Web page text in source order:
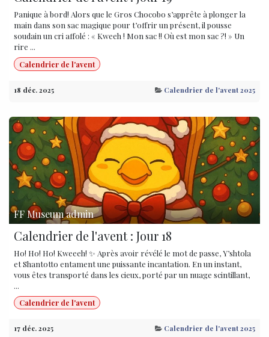
Panique à bord! Alors que le Gros Chocobo s’apprête à plonger la
main dans son sac magique pour t’offrir un présent, il pousse
soudain un cri affolé : « Kweeh ! Mon sac !! Où est mon sac ?! » Un
rire ...
Calendrier de l'avent
18 déc. 2025 Calendrier de l'avent 2025
FF Museum admin
Calendrier de l'avent : Jour 18
Ho! Ho! Ho! Kweeeh! ✨ Après avoir révélé le mot de passe, Y’shtola
et Shantotto entament une puissante incantation. En un instant,
vous êtes transporté dans les cieux, porté par un nuage scintillant,
...
Calendrier de l'avent
17 déc. 2025 Calendrier de l'avent 2025